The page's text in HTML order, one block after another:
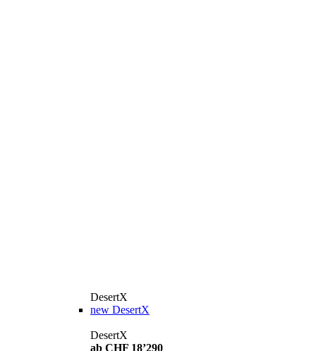
DesertX
new DesertX
DesertX
ab CHF 18’290